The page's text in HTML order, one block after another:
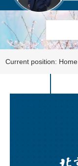
Current position: Home